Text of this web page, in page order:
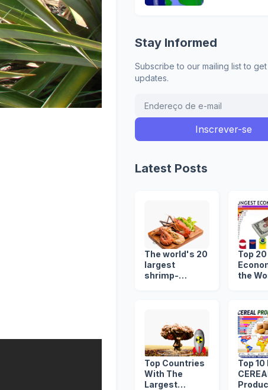
Stay Informed
Subscribe to our mailing list to
updates.
Latest Posts
The world's 20
largest
shrimp-
Top
the
Top Countries
With The
Largest
Top